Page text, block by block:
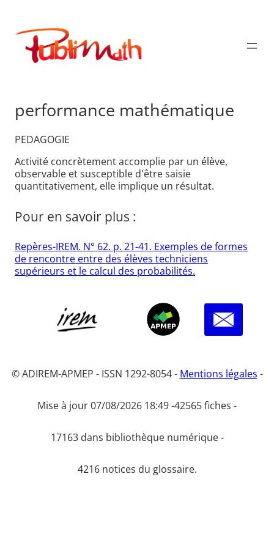
contenu
Publimath
performance mathématique
PEDAGOGIE
Activité concrètement accomplie par un élève,
observable et susceptible d'être saisie
quantitativement, elle implique un résultat.
Pour en savoir plus :
Repères-IREM. N° 62. p. 21-41. Exemples de formes
de rencontre entre des élèves techniciens
supérieurs et le calcul des probabilités.
© ADIREM-APMEP - ISSN 1292-8054 - Mentions légales -
Mise à jour 07/08/2026 18:49 -42565 fiches -
17163 dans bibliothèque numérique -
4216 notices du glossaire.